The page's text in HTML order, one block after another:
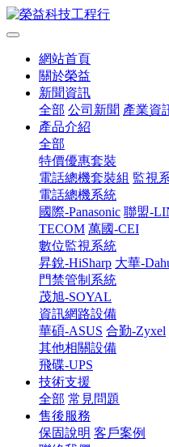
網站首頁
關於榮益
新聞資訊
全部 公司新聞 產業資
產品介紹
全部
特價優惠套裝
電話總機套裝組 監視
電話總機系統
國際-Panasonic 聯盟-
TECOM 萬國-CEI
數位監視系統
昇銳-HiSharp 大華-
門禁管制系統
茂旭-SOYAL
資訊網路設備
華碩-ASUS 合勤-Zyxel
其他相關設備
飛碟-UPS
技術支援
全部 常見問題
售後服務
保固說明 客戶案例